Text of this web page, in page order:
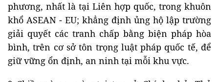
phương, nhất là tại Liên hợp quốc, trong khuôn
khổ ASEAN - EU; khẳng định ủng hộ lập trường
giải quyết các tranh chấp bằng biện pháp hòa
bình, trên cơ sở tôn trọng luật pháp quốc tế, để
giữ vững ổn định, an ninh tại mỗi khu vực.